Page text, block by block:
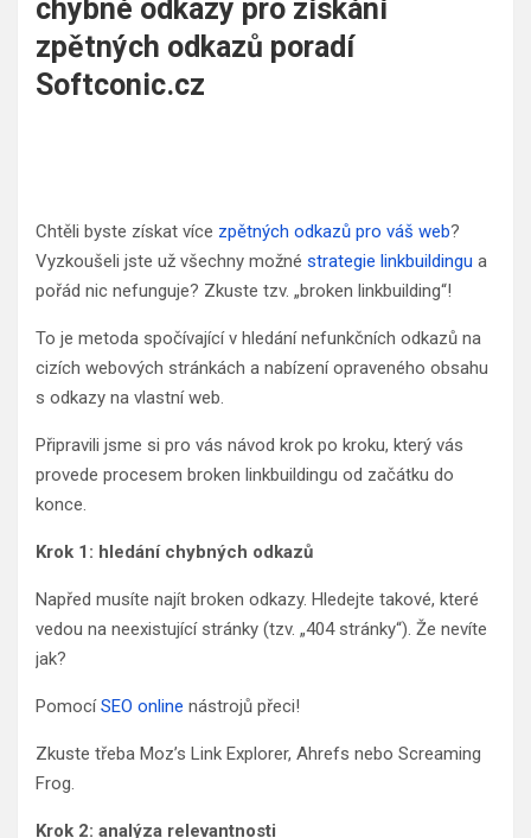
chybné odkazy pro získání
zpětných odkazů poradí
Softconic.cz
Chtěli byste získat více zpětných odkazů pro váš web?
Vyzkoušeli jste už všechny možné strategie linkbuildingu a
pořád nic nefunguje? Zkuste tzv. „broken linkbuilding“!
To je metoda spočívající v hledání nefunkčních odkazů na
cizích webových stránkách a nabízení opraveného obsahu
s odkazy na vlastní web.
Připravili jsme si pro vás návod krok po kroku, který vás
provede procesem broken linkbuildingu od začátku do
konce.
Krok 1: hledání chybných odkazů
Napřed musíte najít broken odkazy. Hledejte takové, které
vedou na neexistující stránky (tzv. „404 stránky“). Že nevíte
jak?
PomocíSEO online nástrojů přeci!
Zkuste třeba Moz’s Link Explorer, Ahrefs nebo Screaming
Frog.
Krok 2: analýza relevantnosti